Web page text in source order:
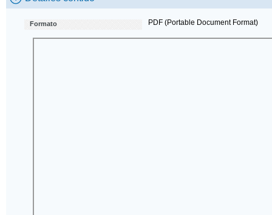
Formato PDF (Portable Document Format)